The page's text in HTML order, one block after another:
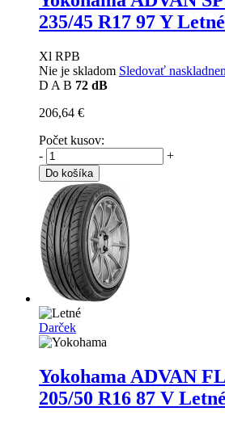
235/45 R17 97 Y Letné
Xl RPB
Nie je skladom Sledovať
D A B 72 dB
206,64 €
Počet kusov:
-
+
Do košíka
Darček
Yokohama ADVAN
205/50 R16 87 V Letné